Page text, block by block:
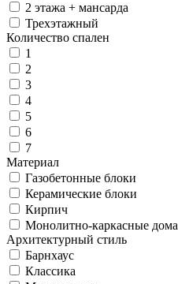
2 этажа + мансарда
Трехэтажный
Количество спален
1
2
3
4
5
6
7
Материал
Газобетонные блоки
Керамические блоки
Кирпич
Монолитно-каркасные дома
Архитектурный стиль
Барнхаус
Классика